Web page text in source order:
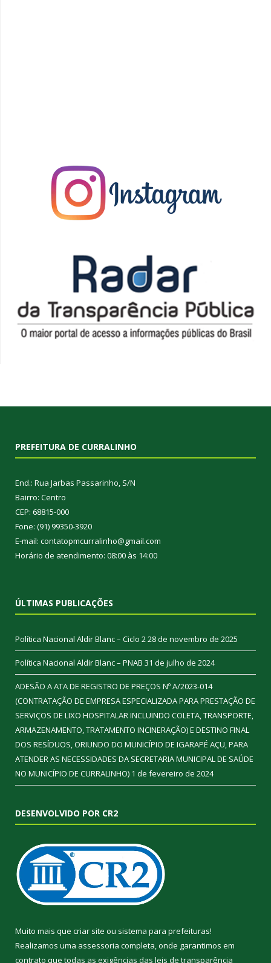
PREFEITURA DE CURRALINHO
End.: Rua Jarbas Passarinho, S/N
Bairro: Centro
CEP: 68815-000
Fone: (91) 99350-3920
E-mail: contatopmcurralinho@gmail.com
Horário de atendimento: 08:00 às 14:00
ÚLTIMAS PUBLICAÇÕES
Política Nacional Aldir Blanc – Ciclo 228 de novembro de 2025
Política Nacional Aldir Blanc – PNAB 31 de julho de 2024
ADESÃO A ATA DE REGISTRO DE PREÇOS Nº A/2023-014
(CONTRATAÇÃO DE EMPRESA ESPECIALIZADA PARA PRESTAÇÃO DE
SERVIÇOS DE LIXO HOSPITALAR INCLUINDO COLETA, TRANSPORTE,
ARMAZENAMENTO, TRATAMENTO INCINERAÇÃO) E DESTINO FINAL
DOS RESÍDUOS, ORIUNDO DO MUNICÍPIO DE IGARAPÉ AÇU, PARA
ATENDER AS NECESSIDADES DA SECRETARIA MUNICIPAL DE SAÚDE
NO MUNICÍPIO DE CURRALINHO) 1 de fevereiro de 2024
DESENVOLVIDO POR CR2
Muito mais que criar site ou sistema para prefeituras!
Realizamos uma assessoria completa, onde garantimos em
contrato que todas as exigências das leis de transparência